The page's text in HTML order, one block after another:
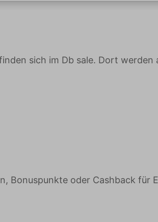
sich im Db sale. Dort
Bonuspunkte oder Cashback für